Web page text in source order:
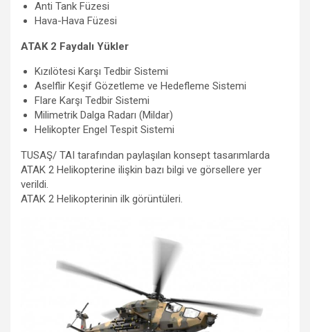
Anti Tank Füzesi
Hava-Hava Füzesi
ATAK 2 Faydalı Yükler
Kızılötesi Karşı Tedbir Sistemi
Aselflir Keşif Gözetleme ve Hedefleme Sistemi
Flare Karşı Tedbir Sistemi
Milimetrik Dalga Radarı (Mildar)
Helikopter Engel Tespit Sistemi
TUSAŞ/ TAI tarafından paylaşılan konsept tasarımlarda
ATAK 2 Helikopterine ilişkin bazı bilgi ve görsellere yer
verildi.
ATAK 2 Helikopterinin ilk görüntüleri.